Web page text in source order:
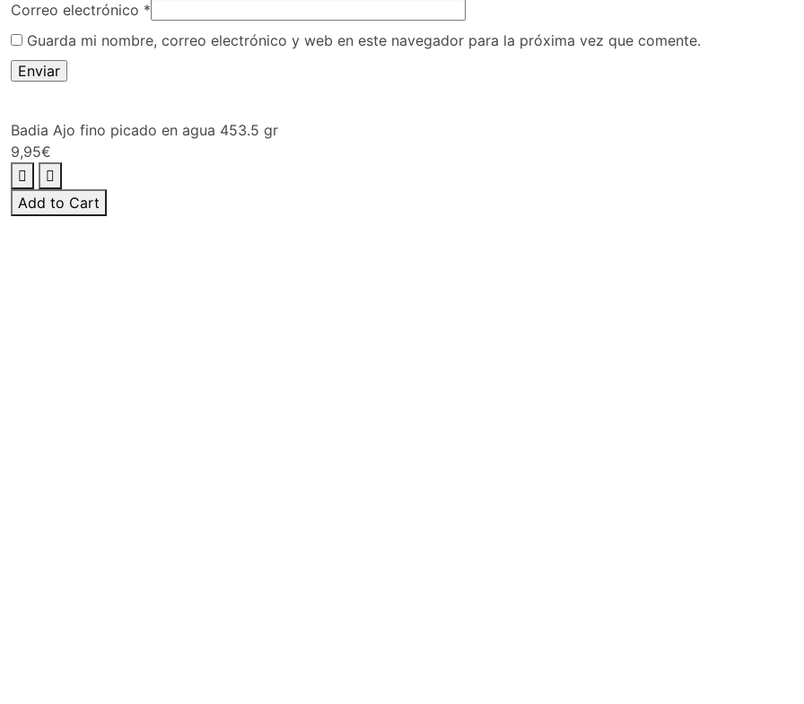
Correo electrónico *
Guarda mi nombre, correo electrónico y web en este navegador para la próxima vez que comente.
Badia Ajo fino picado en agua 453.5 gr
9,95€
Badia
Ajo
fino
Add to Cart